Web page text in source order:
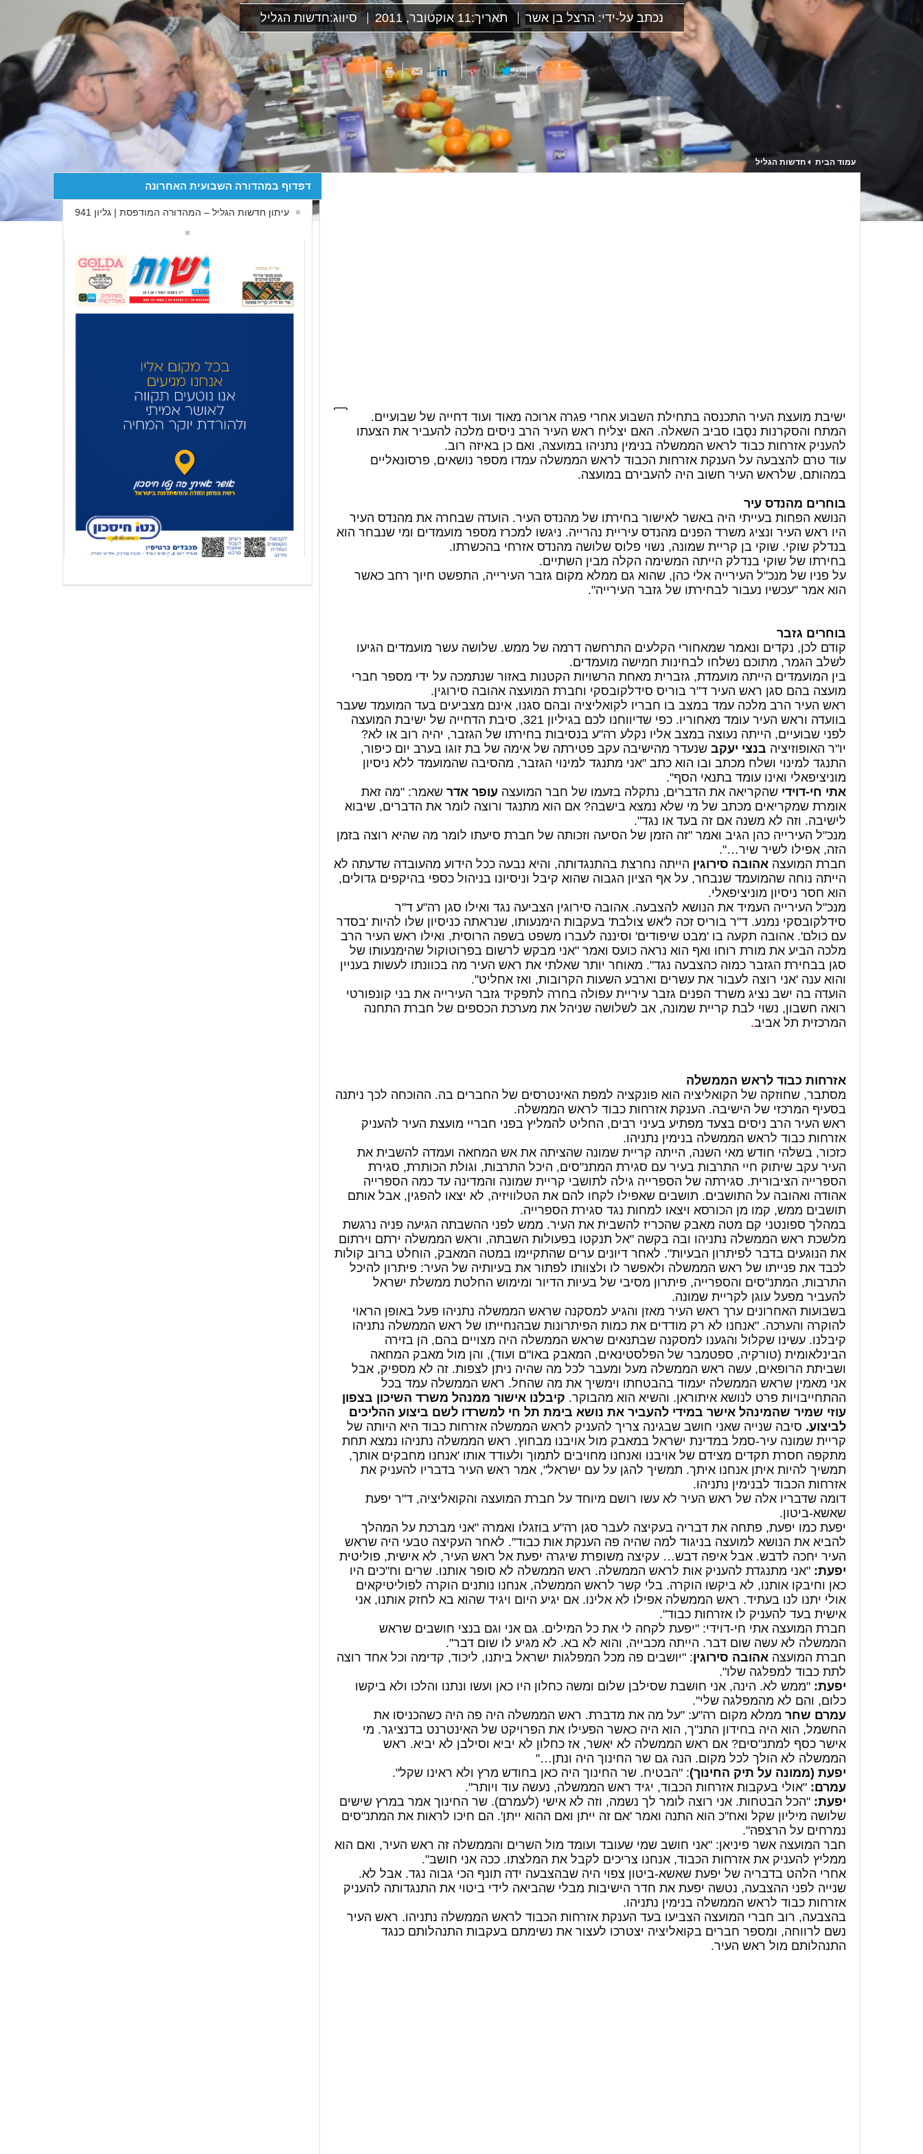
נכתב על-ידי: הרצל בן אשר תאריך:11 אוקטובר, 2011 סיווג:חדשות הגליל
0
0
0
0
עמוד הבית חדשות הגליל
ישיבת מועצת העיר התכנסה בתחילת השבוע אחרי פגרה ארוכה מאוד ועוד דחייה של שבועיים.
המתח והסקרנות נסֻבו סביב השאלה. האם יצליח ראש העיר הרב ניסים מלכה להעביר את הצעתו
להעניק אזרחות כבוד לראש הממשלה בנימין נתניהו במועצה, ואם כן באיזה רוב.
עוד טרם להצבעה על הענקת אזרחות הכבוד לראש הממשלה עמדו מספר נושאים, פרסונאליים
במהותם, שלראש העיר חשוב היה להעבירם במועצה.
בוחרים מהנדס עיר
הנושא הפחות בעייתי היה באשר לאישור בחירתו של מהנדס העיר. הועדה שבחרה את מהנדס העיר
היו ראש העיר ונציג משרד הפנים מהנדס עיריית נהרייה. ניגשו למכרז מספר מועמדים ומי שנבחר הוא
בנדלק שוקי. שוקי בן קריית שמונה, נשוי פלוס שלושה מהנדס אזרחי בהכשרתו.
בחירתו של שוקי בנדלק הייתה המשימה הקלה מבין השתיים.
על פניו של מנכ"ל העירייה אלי כהן, שהוא גם ממלא מקום גזבר העירייה, התפשט חיוך רחב כאשר
הוא אמר "עכשיו נעבור לבחירתו של גזבר העירייה".
בוחרים גזבר
קודם לכן, נקדים ונאמר שמאחורי הקלעים התרחשה דרמה של ממש. שלושה עשר מועמדים הגיעו
לשלב הגמר, מתוכם נשלחו לבחינות חמישה מועמדים.
בין המועמדים הייתה מועמדת, גזברית מאחת הרשויות הקטנות באזור שנתמכה על ידי מספר חברי
מועצה בהם סגן ראש העיר ד"ר בוריס סידלקובסקי וחברת המועצה אהובה סירוגין.
ראש העיר הרב מלכה עמד במצב בו חבריו לקואליציה ובהם סגנו, אינם מצביעים בעד המועמד שעבר
בוועדה וראש העיר עומד מאחוריו. כפי שדיווחנו לכם בגיליון 321, סיבת הדחייה של ישיבת המועצה
לפני שבועיים, הייתה נעוצה במצב אליו נקלע רה"ע בנסיבות בחירתו של הגזבר, יהיה רוב או לא?
יו"ר האופוזיציה בנצי יעקב שנעדר מהישיבה עקב פטירתה של אימה של בת זוגו בערב יום כיפור,
התנגד למינוי ושלח מכתב ובו הוא כתב "אני מתנגד למינוי הגזבר, מהסיבה שהמועמד ללא ניסיון
מוניציפאלי ואינו עומד בתנאי הסף".
אתי חי-דוידי שהקריאה את הדברים, נתקלה בזעמו של חבר המועצה עופר אדר שאמר: "מה זאת
אומרת שמקריאים מכתב של מי שלא נמצא בישבה? אם הוא מתנגד ורוצה לומר את הדברים, שיבוא
לישיבה. וזה לא משנה אם זה בעד או נגד".
מנכ"ל העירייה כהן הגיב ואמר "זה הזמן של הסיעה וזכותה של חברת סיעתו לומר מה שהיא רוצה בזמן
הזה, אפילו לשיר שיר…".
חברת המועצה אהובה סירוגין הייתה נחרצת בהתנגדותה, והיא נבעה ככל הידוע מהעובדה שדעתה לא
הייתה נוחה שהמועמד שנבחר, על אף הציון הגבוה שהוא קיבל וניסיונו בניהול כספי בהיקפים גדולים,
הוא חסר ניסיון מוניציפאלי.
מנכ"ל העירייה העמיד את הנושא להצבעה. אהובה סירוגין הצביעה נגד ואילו סגן רה"ע ד"ר
סידלקובסקי נמנע. ד"ר בוריס זכה ל'אש צולבת' בעקבות הימנעותו, שנראתה כניסיון שלו להיות 'בסדר
עם כולם'. אהובה תקעה בו 'מבט שיפודים' וסיננה לעברו משפט בשפה הרוסית, ואילו ראש העיר הרב
מלכה הביע את מורת רוחו ואף הוא נראה כועס ואמר "אני מבקש לרשום בפרוטוקול שהימנעותו של
סגן בבחירת הגזבר כמוה כהצבעה נגד". מאוחר יותר שאלתי את ראש העיר מה בכוונתו לעשות בעניין
והוא ענה 'אני רוצה לעבור את עשרים וארבע השעות הקרובות, ואז אחליט".
הועדה בה ישב נציג משרד הפנים גזבר עיריית עפולה בחרה לתפקיד גזבר העירייה את בני קונפורטי
רואה חשבון, נשוי לבת קריית שמונה, אב לשלושה שניהל את מערכת הכספים של חברת התחנה
המרכזית תל אביב.
אזרחות כבוד לראש הממשלה
מסתבר, שחוזקה של הקואליציה הוא פונקציה למפת האינטרסים של החברים בה. ההוכחה לכך ניתנה
בסעיף המרכזי של הישיבה. הענקת אזרחות כבוד לראש הממשלה.
ראש העיר הרב ניסים בצעד מפתיע בעיני רבים, החליט להמליץ בפני חבריי מועצת העיר להעניק
אזרחות כבוד לראש הממשלה בנימין נתניהו.
כזכור, בשלהי חודש מאי השנה, הייתה קריית שמונה שהציתה את אש המחאה ועמדה להשבית את
העיר עקב שיתוק חיי התרבות בעיר עם סגירת המתנ"סים, היכל התרבות, וגולת הכותרת, סגירת
הספרייה הציבורית. סגירתה של הספרייה גילה לתושבי קריית שמונה והמדינה עד כמה הספרייה
אהודה ואהובה על התושבים. תושבים שאפילו לקחו להם את הטלוויזיה, לא יצאו להפגין, אבל אותם
תושבים ממש, קמו מן הכורסא ויצאו למחות נגד סגירת הספרייה.
במהלך ספונטני קם מטה מאבק שהכריז להשבית את העיר. ממש לפני ההשבתה הגיעה פניה נרגשת
מלשכת ראש הממשלה נתניהו ובה בקשה "אל תנקטו בפעולות השבתה, וראש הממשלה ירתם וירתום
את הנוגעים בדבר לפיתרון הבעיות". לאחר דיונים ערים שהתקיימו במטה המאבק, הוחלט ברוב קולות
לכבד את פנייתו של ראש הממשלה ולאפשר לו ולצוותו לפתור את בעיותיה של העיר: פיתרון להיכל
התרבות, המתנ"סים והספרייה, פיתרון מסיבי של בעיות הדיור ומימוש החלטת ממשלת ישראל
להעביר מפעל עוגן לקריית שמונה.
בשבועות האחרונים ערך ראש העיר מאזן והגיע למסקנה שראש הממשלה נתניהו פעל באופן הראוי
להוקרה והערכה. "אנחנו לא רק מודדים את כמות הפיתרונות שבהנחייתו של ראש הממשלה נתניהו
קיבלנו. עשינו שקלול והגענו למסקנה שבתנאים שראש הממשלה היה מצויים בהם, הן בזירה
הבינלאומית (טורקיה, ספטמבר של הפלסטינאים, המאבק באו"ם ועוד), והן מול מאבק המחאה
ושביתת הרופאים, עשה ראש הממשלה מעל ומעבר לכל מה שהיה ניתן לצפות. זה לא מספיק, אבל
אני מאמין שראש הממשלה יעמוד בהבטחתו וימשיך את מה שהחל. ראש הממשלה עמד בכל
ההתחייבויות פרט לנושא איתוראן. והשיא הוא מהבוקר. קיבלנו אישור ממנהל משרד השיכון בצפון
עוזי שמיר שהמינהל אישר במידי להעביר את נושא בימת תל חי למשרדו לשם ביצוע ההליכים
לביצוע. סיבה שנייה שאני חושב שבגינה צריך להעניק לראש הממשלה אזרחות כבוד היא היותה של
קריית שמונה עיר-סמל במדינת ישראל במאבק מול אויבנו מבחוץ. ראש הממשלה נתניהו נמצא תחת
מתקפה חסרת תקדים מצידם של אויבנו ואנחנו מחויבים לתמוך ולעודד אותו 'אנחנו מחבקים אותך,
תמשיך להיות איתן אנחנו איתך. תמשיך להגן על עם ישראל", אמר ראש העיר בדבריו להעניק את
אזרחות הכבוד לבנימין נתניהו.
דומה שדבריו אלה של ראש העיר לא עשו רושם מיוחד על חברת המועצה והקואליציה, ד"ר יפעת
שאשא-ביטון.
יפעת כמו יפעת, פתחה את דבריה בעקיצה לעבר סגן רה"ע בוזגלו ואמרה "אני מברכת על המהלך
להביא את הנושא למועצה בניגוד למה שהיה פה הענקת אות כבוד". לאחר העקיצה טבעי היה שראש
העיר יחכה לדבש. אבל איפה דבש… עקיצה משופרת שיגרה יפעת אל ראש העיר, לא אישית, פוליטית
יפעת: "אני מתנגדת להעניק אות לראש הממשלה. ראש הממשלה לא סופר אותנו. שרים וח"כים היו
כאן וחיבקו אותנו, לא ביקשו הוקרה. בלי קשר לראש הממשלה, אנחנו נותנים הוקרה לפוליטיקאים
אולי יתנו לנו בעתיד. ראש הממשלה אפילו לא אלינו. אם יגיע היום ויגיד שהוא בא לחזק אותנו, אני
אישית בעד להעניק לו אזרחות כבוד".
חברת המועצה אתי חי-דוידי: "יפעת לקחה לי את כל המילים. גם אני וגם בנצי חושבים שראש
הממשלה לא עשה שום דבר. הייתה מכבייה, והוא לא בא. לא מגיע לו שום דבר".
חברת המועצה אהובה סירוגין: "יושבים פה מכל המפלגות ישראל ביתנו, ליכוד, קדימה וכל אחד רוצה
לתת כבוד למפלגה שלו".
יפעת: "ממש לא. הינה, אני חושבת שסילבן שלום ומשה כחלון היו כאן ועשו ונתנו והלכו ולא ביקשו
כלום, והם לא מהמפלגה שלי".
עמרם שחר ממלא מקום רה"ע: "על מה את מדברת. ראש הממשלה היה פה היה כשהכניסו את
החשמל, הוא היה בחידון התנ"ך, הוא היה כאשר הפעילו את הפרויקט של האינטרנט בדנציגר. מי
אישר כסף למתנ"סים? אם ראש הממשלה לא יאשר, אז כחלון לא יביא וסילבן לא יביא. ראש
הממשלה לא הולך לכל מקום. הנה גם שר החינוך היה ונתן…"
יפעת (ממונה על תיק החינוך): "הבטיח. שר החינוך היה כאן בחודש מרץ ולא ראינו שקל".
עמרם: "אולי בעקבות אזרחות הכבוד, יגיד ראש הממשלה, נעשה עוד ויותר".
יפעת: "הכל הבטחות. אני רוצה לומר לך נשמה, וזה לא אישי (לעמרם). שר החינוך אמר במרץ שישים
שלושה מיליון שקל ואח"כ הוא התנה ואמר 'אם זה ייתן ואם ההוא ייתן'. הם חיכו לראות את המתנ"סים
נמרחים על הרצפה".
חבר המועצה אשר פיניאן: "אני חושב שמי שעובד ועומד מול השרים והממשלה זה ראש העיר, ואם הוא
ממליץ להעניק את אזרחות הכבוד, אנחנו צריכים לקבל את המלצתו. ככה אני חושב".
אחרי הלהט בדבריה של יפעת שאשא-ביטון צפוי היה שבהצבעה ידה תונף הכי גבוה נגד. אבל לא.
שנייה לפני ההצבעה, נטשה יפעת את חדר הישיבות מבלי שהביאה לידי ביטוי את התנגדותה להעניק
אזרחות כבוד לראש הממשלה בנימין נתניהו.
בהצבעה, רוב חברי המועצה הצביעו בעד הענקת אזרחות הכבוד לראש הממשלה נתניהו. ראש העיר
נשם לרווחה, ומספר חברים בקואליציה יצטרכו לעצור את נשימתם בעקבות התנהלותם כנגד
התנהלותם מול ראש העיר.
דפדוף במהדורה השבועית האחרונה
עיתון חדשות הגליל – המהדורה המודפסת | גליון 941